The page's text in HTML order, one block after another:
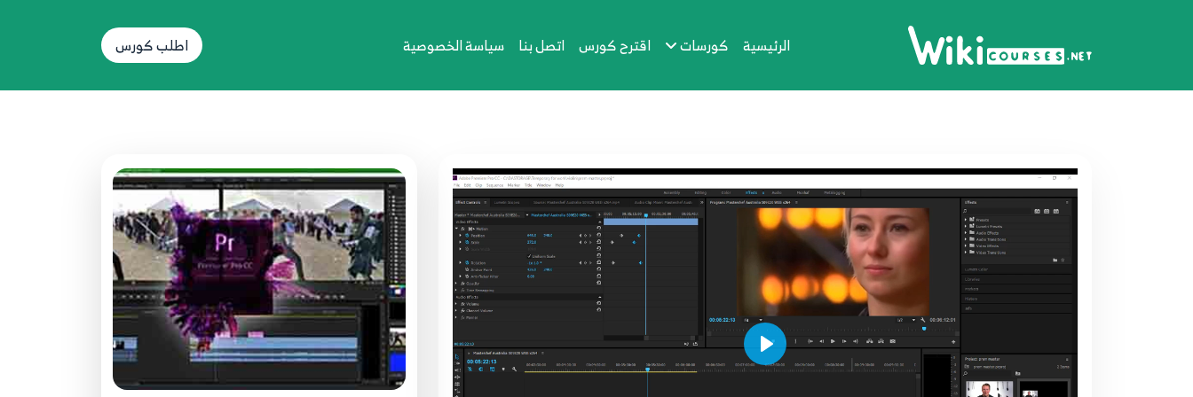
الرئيسية كورسات اقترح كورس اتصل بنا سياسة الخصوصية اطلب كورس
Play